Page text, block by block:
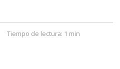
Tiempo de lectura: 1 min